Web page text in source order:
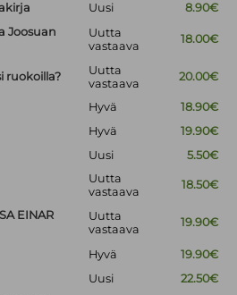
Uusi
8.90€
Joosuan
Uutta
vastaava
18.00€
ruokoilla?
Uutta
vastaava
20.00€
Hyvä
18.90€
Hyvä
19.90€
Uusi 5.50€
Uutta
vastaava
18.50€
EINAR
Uutta
vastaava
19.90€
Hyvä
19.90€
Uusi
22.50€